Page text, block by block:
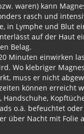
waren) kann
rasch und
in Lymphe und Blut
auf der Haut
Belag.
Minuten einwirken
Wo klebriger
muss er nicht
können erreicht
Handschuhe,
o.ä. befeuchtet
über Nacht mit Folie